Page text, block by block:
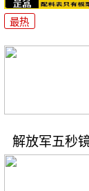
最热
解放军五秒